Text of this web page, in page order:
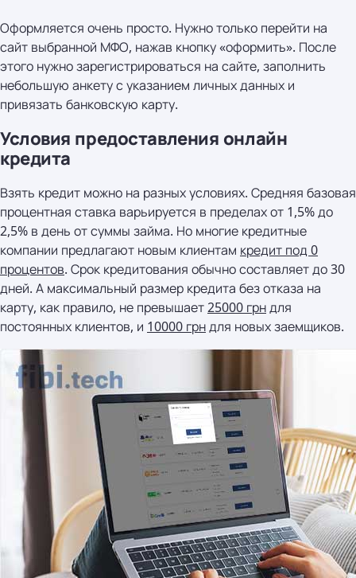
Оформляется очень просто. Нужно только перейти на
сайт выбранной МФО, нажав кнопку «оформить». После
этого нужно зарегистрироваться на сайте, заполнить
небольшую анкету с указанием личных данных и
привязать банковскую карту.
Условия предоставления онлайн
кредита
Взять кредит можно на разных условиях. Средняя базовая
процентная ставка варьируется в пределах от 1,5% до
2,5% в день от суммы займа. Но многие кредитные
компании предлагают новым клиентам кредит под 0
процентов. Срок кредитования обычно составляет до 30
дней. А максимальный размер кредита без отказа на
карту, как правило, не превышает25000 грндля
постоянных клиентов, и 10000 грндля новых заемщиков.